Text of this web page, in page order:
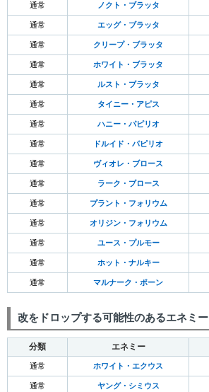
通常 ノクト・ブラッタ
通常 エッグ・ブラッタ
通常 クリープ・ブラッタ
通常 ホワイト・ブラッタ
通常 ルスト・ブラッタ
通常 タイニー・アピス
通常 ハニー・パピリオ
通常 ドルイド・パピリオ
通常 ヴィオレ・ブロース
通常 ラーク・ブロース
通常 プラント・フォリウム
通常 オリジン・フォリウム
通常 ユース・プルモー
通常 ホット・ナルキー
通常 マルナーク・ポーン
改をドロップする可能性のあるエネミー
分類 エネミー
通常 ホワイト・エクウス
通常 ヤング・シミウス